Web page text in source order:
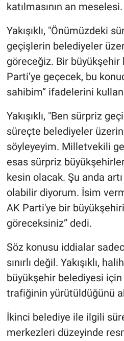
katılmasının an meselesi.
Yakışıklı, "Önümüzdeki
geçişlerin belediyeler
göreceğiz. Bir büyükşehir
Parti’ye geçecek, bu
sahibim” ifadelerini
Yakışıklı, "Ben sürpriz
süreçte belediyeler
söyleyeyim. Milletvekili
esas sürpriz
kesin olacak. Şu anda
olabilir diyorum. İsim
AK Parti'ye bir
göreceksiniz” dedi.
Söz konusu iddialar
sınırlı değil. Yakışıklı,
büyükşehir belediyesi
trafiğinin yürütüldüğünü
İkinci belediye ile ilgili
merkezleri düzeyinde